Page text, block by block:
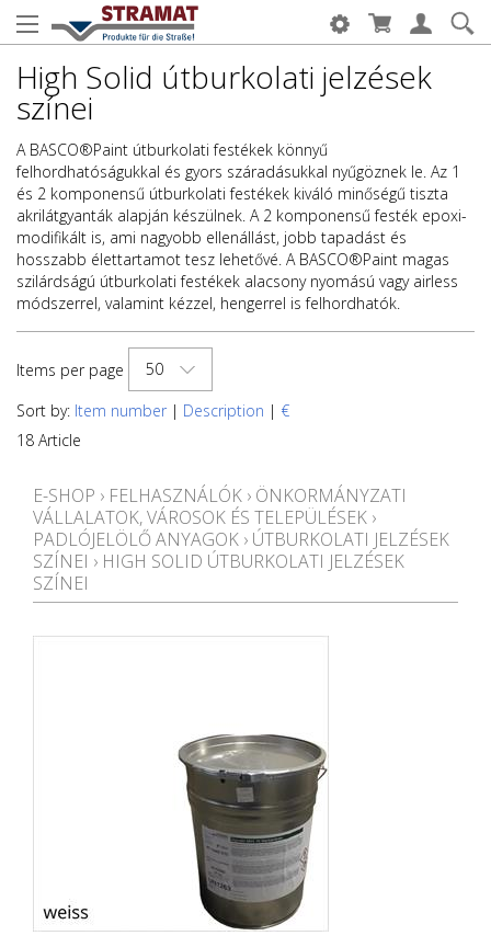
High Solid útburkolati jelzések
színei
A BASCO®Paint útburkolati festékek könnyű
felhordhatóságukkal és gyors száradásukkal nyűgöznek le. Az 1
és 2 komponensű útburkolati festékek kiváló minőségű tiszta
akrilátgyanták alapján készülnek. A 2 komponensű festék epoxi-
modifikált is, ami nagyobb ellenállást, jobb tapadást és
hosszabb élettartamot tesz lehetővé. A BASCO®Paint magas
szilárdságú útburkolati festékek alacsony nyomású vagy airless
módszerrel, valamint kézzel, hengerrel is felhordhatók.
Items per page
50
Sort by: Item number | Description | €
18 Article
E-SHOP › FELHASZNÁLÓK › ÖNKORMÁNYZATI
VÁLLALATOK, VÁROSOK ÉS TELEPÜLÉSEK ›
PADLÓJELÖLŐ ANYAGOK › ÚTBURKOLATI JELZÉSEK
SZÍNEI › HIGH SOLID ÚTBURKOLATI JELZÉSEK
SZÍNEI